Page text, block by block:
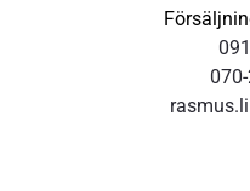
forskningsresultat visar
därmed lufthastighet,
avgörande för ett
god aerodynamik,
samt effektiva